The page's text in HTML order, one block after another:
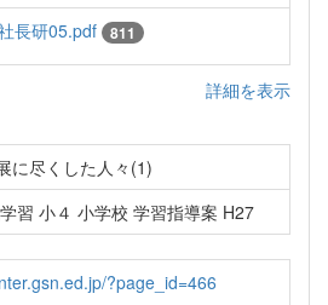
長研05.pdf 811
詳細を表示
に尽くした人々(1)
習 小４ 小学校 学習指導案 H27
?page_id=466